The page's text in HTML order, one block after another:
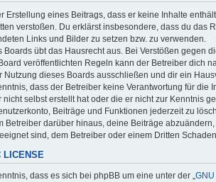
Erstellung eines Beitrags, dass er keine Inhalte
verstoßen. Du erklärst insbesondere, dass du das
Links und Bilder zu setzen bzw. zu verwenden.
Boards übt das Hausrecht aus. Bei Verstößen gegen
veröffentlichten Regeln kann der Betreiber dich
Nutzung dieses Boards ausschließen und dir ein
dass der Betreiber keine Verantwortung für die
nicht selbst erstellt hat oder die er nicht zur Kenntnis
Beiträge und Funktionen jederzeit zu
Betreiber darüber hinaus, deine Beiträge
sind, dem Betreiber oder einem Dritten
LICENSE
dass es sich bei phpBB um eine unter der „